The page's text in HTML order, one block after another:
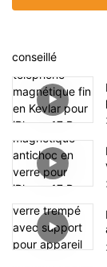
conseillé